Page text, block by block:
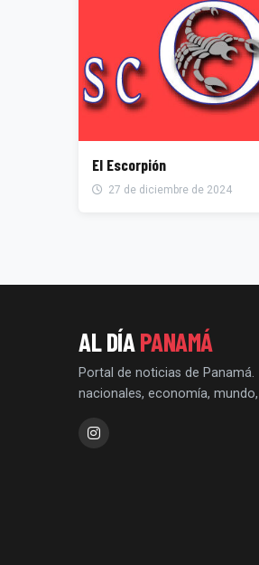
El Escorpión
27 de diciembre de 2024
AL DÍAPANAMÁ
Portal de noticias de
nacionales, economía,